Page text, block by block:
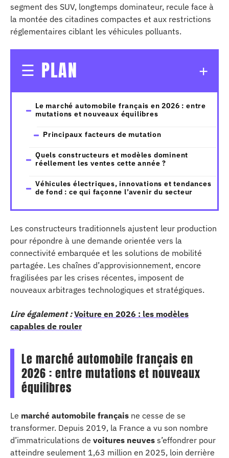
segment des SUV, longtemps dominateur, recule face à
la montée des citadines compactes et aux restrictions
réglementaires ciblant les véhicules polluants.
PLAN
Le marché automobile français en 2026 : entre
mutations et nouveaux équilibres
Principaux facteurs de mutation
Quels constructeurs et modèles dominent
réellement les ventes cette année ?
Véhicules électriques, innovations et tendances
de fond : ce qui façonne l’avenir du secteur
Les constructeurs traditionnels ajustent leur production
pour répondre à une demande orientée vers la
connectivité embarquée et les solutions de mobilité
partagée. Les chaînes d’approvisionnement, encore
fragilisées par les crises récentes, imposent de
nouveaux arbitrages technologiques et stratégiques.
Lire également : Voiture en 2026 : les modèles
capables de rouler
Le marché automobile français en
2026 : entre mutations et nouveaux
équilibres
Le marché automobile français ne cesse de se
transformer. Depuis 2019, la France a vu son nombre
d’immatriculations de voitures neuves s’effondrer pour
atteindre seulement 1,63 million en 2025, loin derrière